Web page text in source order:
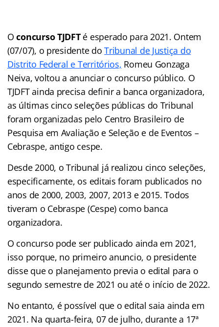
Oconcurso TJDFTé esperado para 2021. Ontem
(07/07), o presidente doTribunal de Justiça do
Distrito Federal e Territórios, Romeu Gonzaga
Neiva, voltou a anunciar o concurso público. O
TJDFT ainda precisa definir a banca organizadora,
as últimas cinco seleções públicas do Tribunal
foram organizadas pelo Centro Brasileiro de
Pesquisa em Avaliação e Seleção e de Eventos –
Cebraspe, antigo cespe.
Desde 2000, o Tribunal já realizou cinco seleções,
especificamente, os editais foram publicados no
anos de 2000, 2003, 2007, 2013 e 2015. Todos
tiveram o Cebraspe (Cespe) como banca
organizadora.
O concurso pode ser publicado ainda em 2021,
isso porque, no primeiro anuncio, o presidente
disse que o planejamento previa o edital para o
segundo semestre de 2021 ou até o início de 2022.
No entanto, é possível que o edital saia ainda em
2021. Na quarta-feira, 07 de julho, durante a 17ª